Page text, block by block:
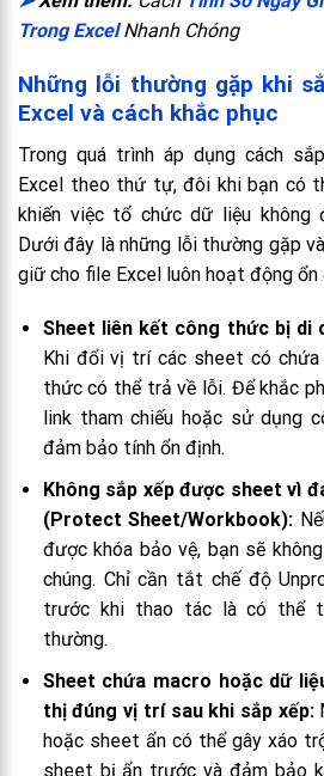
Trong ExcelNhanh Chóng
Những lỗi thường gặp khi
Excel và cách khắc phục
Trong quá trình áp dụng cách
Excel theo thứ tự, đôi khi bạn có
khiến việc tổ chức dữ liệu không
Dưới đây là những lỗi thường gặp
giữ cho file Excel luôn hoạt động ổn
Sheet liên kết công thức bị di
Khi đổi vị trí các sheet có chứa
thức có thể trả về lỗi. Để khắc
link tham chiếu hoặc sử dụng
đảm bảo tính ổn định.
Không sắp xếp được sheet vì
(Protect Sheet/Workbook):
được khóa bảo vệ, bạn sẽ
chúng. Chỉ cần tắt chế độ
trước khi thao tác là có thể
thường.
Sheet chứa macro hoặc dữ
thị đúng vị trí sau khi sắp xếp:
hoặc sheet ẩn có thể gây xáo
sheet bị ẩn trước và đảm bảo